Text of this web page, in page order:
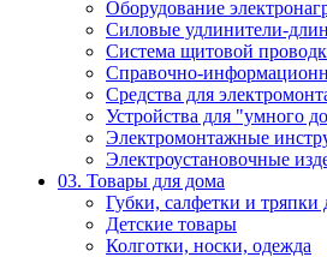
Оборудование
Силовые удлинители-
Система щитовой
Справочно-
Средства для
Устройства для "умного
Электромонтажные
Электроустановочные
03. Товары для дома
Губки, салфетки и тряпки
Детские товары
Колготки, носки, одежда